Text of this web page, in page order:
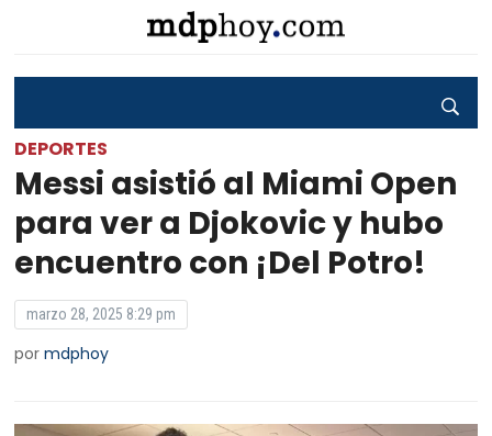
DEPORTES
Messi asistió al Miami Open
para ver a Djokovic y hubo
encuentro con ¡Del Potro!
marzo 28, 2025 8:29 pm
pormdphoy